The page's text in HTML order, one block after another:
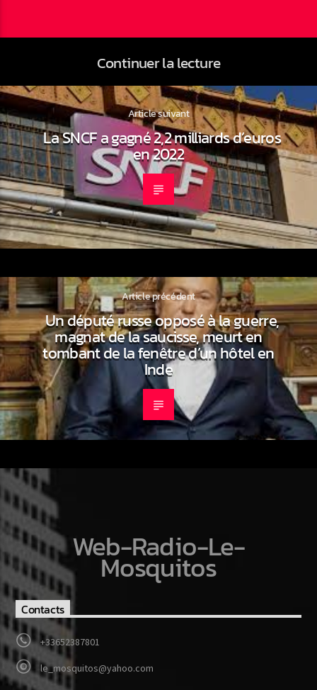
Continuer la lecture
Article suivant
La SNCF a gagné 2,2 milliards d’euros
en 2022
Article précédent
Un député russe opposé à la guerre,
magnat de la saucisse, meurt en
tombant de la fenêtre d’un hôtel en
Inde
Web-Radio-Le-
Mosquitos
Contacts
+33652387801
le_mosquitos@yahoo.com